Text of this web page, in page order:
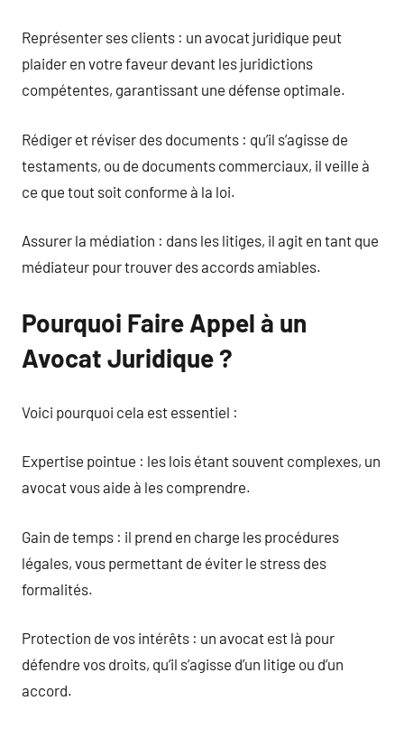
Représenter ses clients : un avocat juridique peut
plaider en votre faveur devant les juridictions
compétentes, garantissant une défense optimale.
Rédiger et réviser des documents : qu’il s’agisse de
testaments, ou de documents commerciaux, il veille à
ce que tout soit conforme à la loi.
Assurer la médiation : dans les litiges, il agit en tant que
médiateur pour trouver des accords amiables.
Pourquoi Faire Appel à un
Avocat Juridique ?
Voici pourquoi cela est essentiel :
Expertise pointue : les lois étant souvent complexes, un
avocat vous aide à les comprendre.
Gain de temps : il prend en charge les procédures
légales, vous permettant de éviter le stress des
formalités.
Protection de vos intérêts : un avocat est là pour
défendre vos droits, qu’il s’agisse d’un litige ou d’un
accord.